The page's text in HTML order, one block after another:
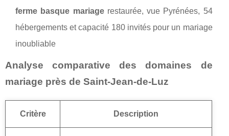
ferme basque mariagerestaurée, vue Pyrénées, 54
hébergements et capacité 180 invités pour un mariage
inoubliable
Analyse comparative des domaines de
mariage près de Saint-Jean-de-Luz
Critère Description